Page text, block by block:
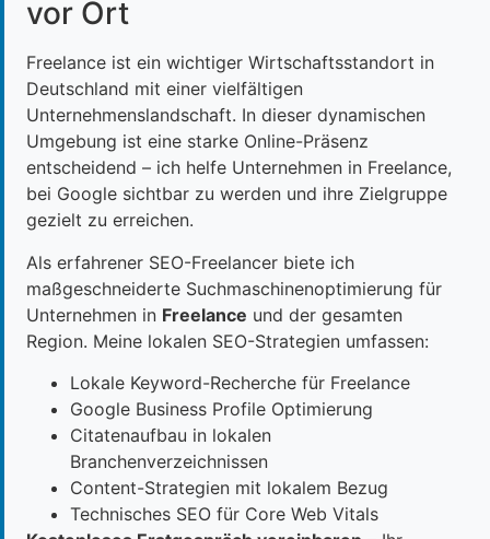
vor Ort
Freelance ist ein wichtiger Wirtschaftsstandort in
Deutschland mit einer vielfältigen
Unternehmenslandschaft. In dieser dynamischen
Umgebung ist eine starke Online-Präsenz
entscheidend – ich helfe Unternehmen in Freelance,
bei Google sichtbar zu werden und ihre Zielgruppe
gezielt zu erreichen.
Als erfahrener SEO-Freelancer biete ich
maßgeschneiderte Suchmaschinenoptimierung für
Unternehmen in Freelance und der gesamten
Region. Meine lokalen SEO-Strategien umfassen:
Lokale Keyword-Recherche für Freelance
Google Business Profile Optimierung
Citatenaufbau in lokalen
Branchenverzeichnissen
Content-Strategien mit lokalem Bezug
Technisches SEO für Core Web Vitals